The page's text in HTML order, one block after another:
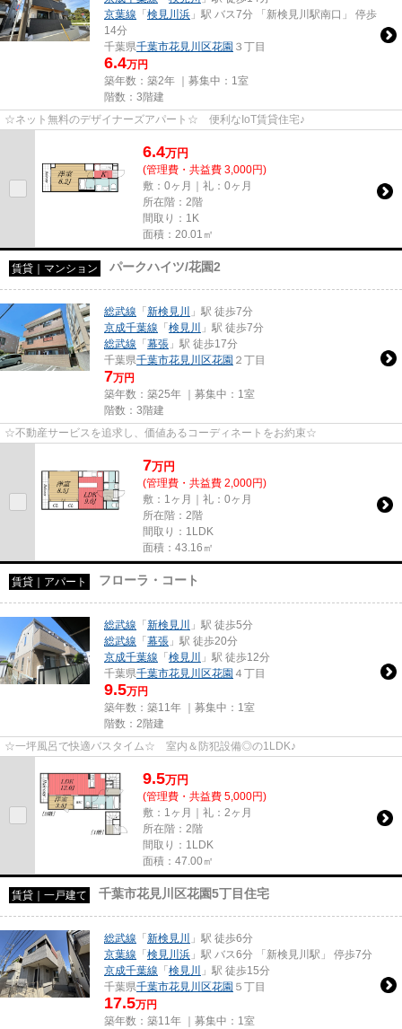
京葉線 「検見川浜 」駅 バス7分 「新検見川駅南口」 停歩
14分
千葉県千葉市花見川区花園 ３丁目
6.4万円
築年数：築2年 ｜募集中： 1室
階数：3階建
☆ネット無料のデザイナーズアパート☆ 便利なIoT賃貸住宅♪
6.4万円
(管理費・共益費 3,000円)
敷：0ヶ月｜礼：0ヶ月
所在階：2階
間取り：1K
面積：20.01㎡
賃貸｜マンション パークハイツ/花園2
総武線 「新検見川
」駅 徒歩7分
京成千葉線 「検見川
」駅 徒歩7分
総武線 「幕張 」駅 徒歩17分
千葉県千葉市花見川区花園 ２丁目
7万円
築年数：築25年 ｜募集中： 1室
階数：3階建
☆不動産サービスを追求し、価値あるコーディネートをお約束☆
7万円
(管理費・共益費 2,000円)
敷：1ヶ月｜礼：0ヶ月
所在階：2階
間取り：1LDK
面積：43.16㎡
賃貸｜アパート フローラ・コート
総武線 「新検見川
」駅 徒歩5分
総武線 「幕張 」駅 徒歩20分
京成千葉線 「検見川
」駅 徒歩12分
千葉県千葉市花見川区花園 ４丁目
9.5万円
築年数：築11年 ｜募集中： 1室
階数：2階建
☆一坪風呂で快適バスタイム☆ 室内＆防犯設備◎の1LDK♪
9.5万円
(管理費・共益費 5,000円)
敷：1ヶ月｜礼：2ヶ月
所在階：2階
間取り：1LDK
面積：47.00㎡
賃貸｜一戸建て 千葉市花見川区花園5丁目住宅
総武線 「新検見川
」駅 徒歩6分
京葉線 「検見川浜 」駅 バス6分 「新検見川駅」 停歩7分
京成千葉線 「検見川
」駅 徒歩15分
千葉県千葉市花見川区花園 ５丁目
17.5万円
築年数：築11年 ｜募集中： 1室